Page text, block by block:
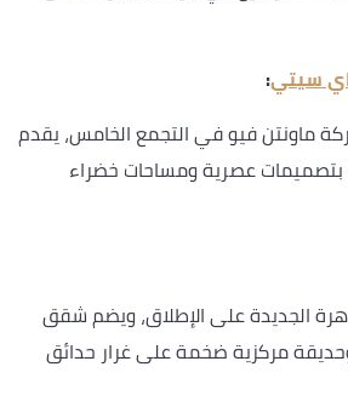
سيتي:
ماونتن فيو في التجمع الخامس، يقدم
عصرية ومساحات خضراء
الجديدة على الإطلاق، ويضم شقق
مركزية ضخمة على غرار حدائق